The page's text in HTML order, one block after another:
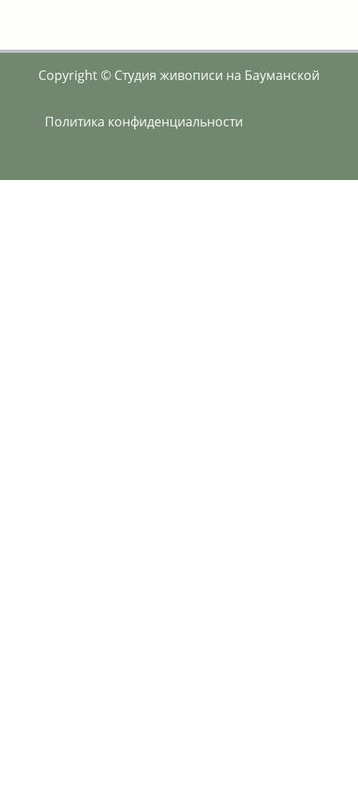
Copyright © Студия живописи на Бауманской
Политика конфиденциальности